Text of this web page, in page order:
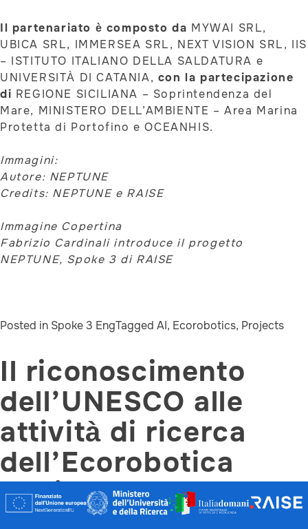
Il partenariato è composto da MYWAI SRL,
UBICA SRL, IMMERSEA SRL, NEXT VISION SRL, IIS
– ISTITUTO ITALIANO DELLA SALDATURA e
UNIVERSITÀ DI CATANIA, con la partecipazione
di REGIONE SICILIANA – Soprintendenza del
Mare, MINISTERO DELL’AMBIENTE – Area Marina
Protetta di Portofino e OCEANHIS.
Immagini:
Autore: NEPTUNE
Credits: NEPTUNE e RAISE
Immagine Copertina
Fabrizio Cardinali introduce il progetto
NEPTUNE, Spoke 3 di RAISE
Posted in Spoke 3 EngTagged AI, Ecorobotics, Projects
Il riconoscimento
dell’UNESCO alle
attività di ricerca
dell’Ecorobotica
Marina dello Spoke 3